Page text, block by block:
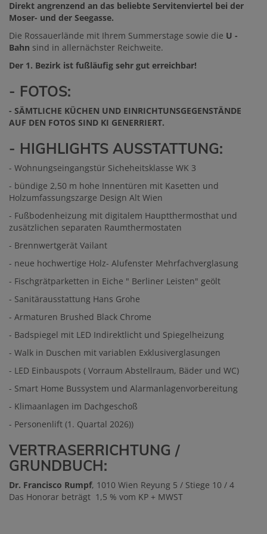
Direkt angrenzend an das beliebte Servitenviertel bei der
Moser- und der Seegasse.
Die Rossauerlände mit Ihrem Summerstage sowie die U -
Bahn sind in allernächster Reichweite.
Der 1. Bezirk ist fußläufig sehr gut erreichbar!
- FOTOS:
- SÄMTLICHE KÜCHEN UND EINRICHTUNSGEGENSTÄNDE
AUF DEN FOTOS SIND KI GENERRIERT.
- HIGHLIGHTS AUSSTATTUNG:
- Wohnungseingangstür Sicheheitsklasse WK 3
- bündige 2,50 m hohe Innentüren mit Kasetten und
Holzumfassungszarge Design Alt Wien
- Fußbodenheizung mit digitalem Hauptthermosthat und
zusätzlichen separaten Raumthermostaten
- Brennwertgerät Vailant
- neue hochwertige Holz- Alufenster Mehrfachverglasung
- Fischgrätparketten in Eiche " Berliner Leisten" geölt
- Sanitärausstattung Hans Grohe
- Armaturen Brushed Black Chrome
- Badspiegel mit LED Indirektlicht und Spiegelheizung
- Walk in Duschen mit variablen Exklusiverglasungen
- LED Einbauspots ( Vorraum Abstellraum, Bäder und WC)
- Smart Home Bussystem und Alarmanlagenvorbereitung
- Klimaanlagen im Dachgeschoß
- Personenlift (1. Quartal 2026))
VERTRASERRICHTUNG /
GRUNDBUCH:
Dr. Francisco Rumpf, 1010 Wien Reyung 5 / Stiege 10 / 4
Das Honorar beträgt 1,5 % vom KP + MWST